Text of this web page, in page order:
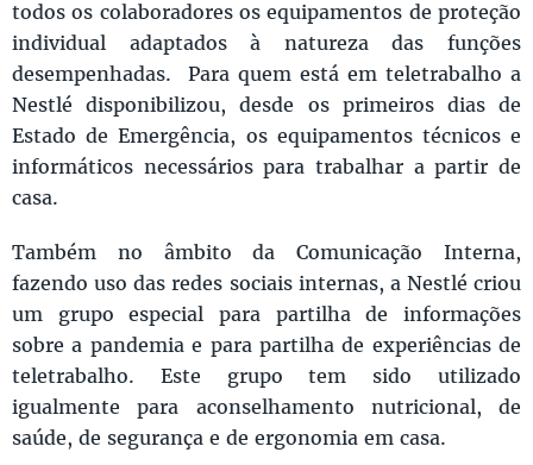
todos os colaboradores os equipamentos de proteção
individual adaptados à natureza das funções
desempenhadas. Para quem está em teletrabalho a
Nestlé disponibilizou, desde os primeiros dias de
Estado de Emergência, os equipamentos técnicos e
informáticos necessários para trabalhar a partir de
casa.
Também no âmbito da Comunicação Interna,
fazendo uso das redes sociais internas, a Nestlé criou
um grupo especial para partilha de informações
sobre a pandemia e para partilha de experiências de
teletrabalho. Este grupo tem sido utilizado
igualmente para aconselhamento nutricional, de
saúde, de segurança e de ergonomia em casa.